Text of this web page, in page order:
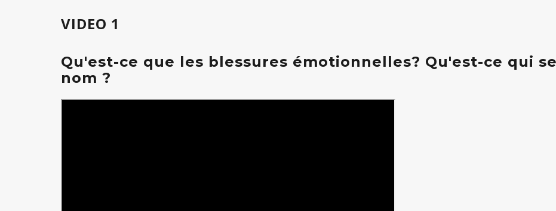
VIDEO 1
Qu'est-ce que les blessures émotionnelles? Qu'est-ce qui
nom ?